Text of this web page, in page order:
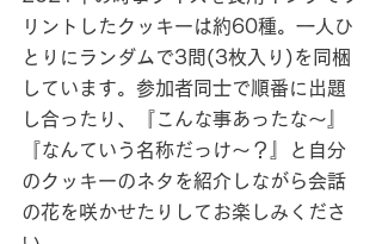
リントしたクッキーは約60種。一人ひ
とりにランダムで3問(3枚入り)を同梱
しています。参加者同士で順番に出題
し合ったり、『こんな事あったな〜』
『なんていう名称だっけ〜？』と自分
のクッキーのネタを紹介しながら会話
の花を咲かせたりしてお楽しみくださ